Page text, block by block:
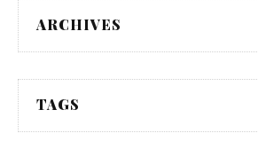
ARCHIVES
TAGS